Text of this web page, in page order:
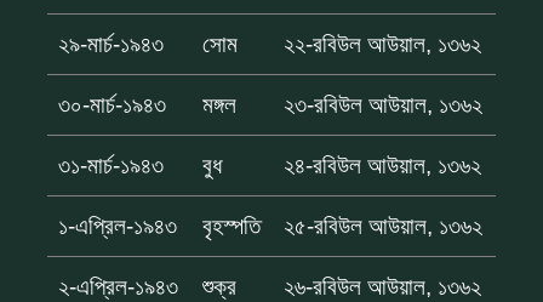
২৯-মার্চ-১৯৪৩ সোম ২২-রবিউল আউয়াল, ১৩৬২
৩০-মার্চ-১৯৪৩ মঙ্গল ২৩-রবিউল আউয়াল, ১৩৬২
৩১-মার্চ-১৯৪৩ বুধ ২৪-রবিউল আউয়াল, ১৩৬২
১-এপ্রিল-১৯৪৩ বৃহস্পতি ২৫-রবিউল আউয়াল, ১৩৬২
২-এপ্রিল-১৯৪৩ শুক্র ২৬-রবিউল আউয়াল, ১৩৬২